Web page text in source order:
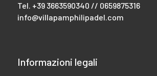
Tel. +39 3663590340 // 0659875316
info@villapamphilipadel.com
Informazioni legali